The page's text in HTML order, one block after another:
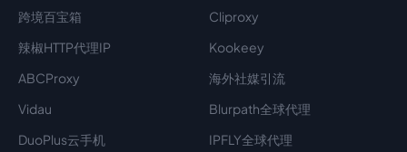
跨境百宝箱
Cliproxy
辣椒HTTP代理IP
Kookeey
ABCProxy
海外社媒引流
Vidau
Blurpath全球代理
DuoPlus云手机
IPFLY全球代理